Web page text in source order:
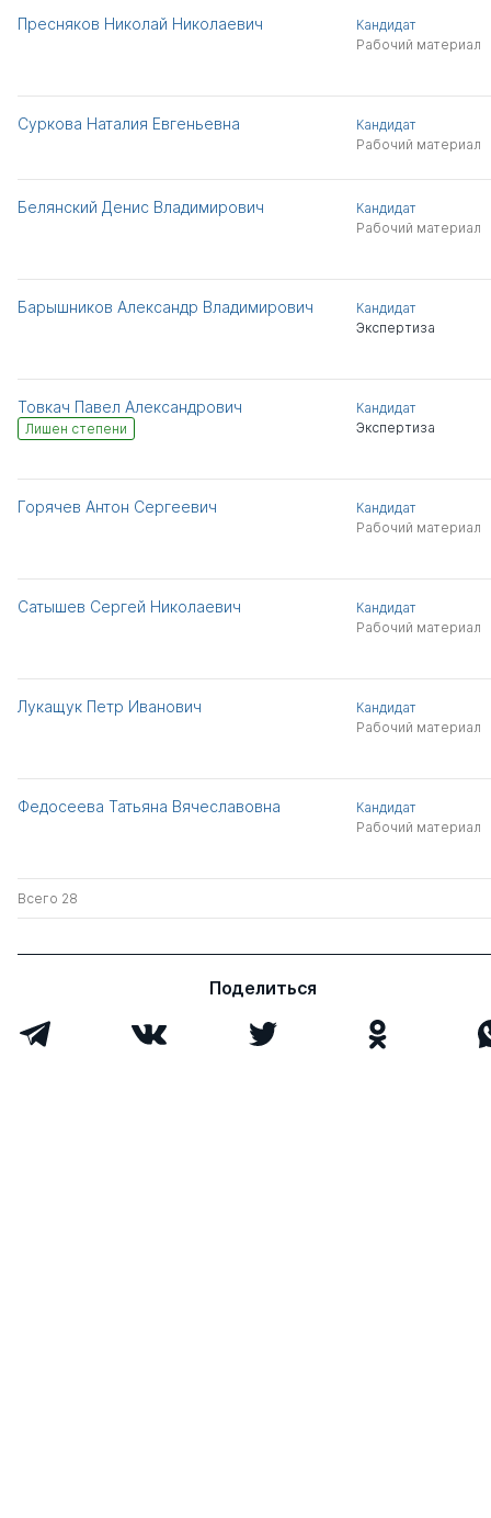
Пресняков Николай Николаевич
Кандидат
Рабочий материал
Суркова Наталия Евгеньевна
Кандидат
Рабочий материал
Белянский Денис Владимирович
Кандидат
Рабочий материал
Барышников Александр Владимирович
Кандидат
Экспертиза
Товкач Павел Александрович
Лишен степени
Кандидат
Экспертиза
Горячев Антон Сергеевич
Кандидат
Рабочий материал
Сатышев Сергей Николаевич
Кандидат
Рабочий материал
Лукащук Петр Иванович
Кандидат
Рабочий материал
Федосеева Татьяна Вячеславовна
Кандидат
Рабочий материал
Всего 28
Поделиться